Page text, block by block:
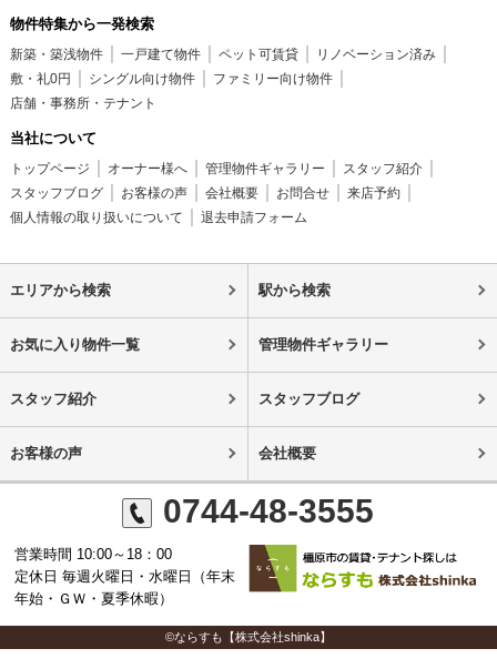
物件特集から一発検索
新築・築浅物件 一戸建て物件 ペット可賃貸
リノベーション済み
敷・礼0円
シングル向け物件
ファミリー向け物件
店舗・事務所・テナント
当社について
トップページ オーナー様へ 管理物件ギャラリー
スタッフ紹介
スタッフブログ
お客様の声 会社概要 お問合せ
来店予約
個人情報の取り扱いについて
退去申請フォーム
エリアから検索 駅から検索
お気に入り物件一覧 管理物件ギャラリー
スタッフ紹介 スタッフブログ
お客様の声 会社概要
0744-48-3555
営業時間 10:00～18：00
定休日 毎週火曜日・水曜日（年末
年始・ＧＷ・夏季休暇）
©ならすも【株式会社shinka】